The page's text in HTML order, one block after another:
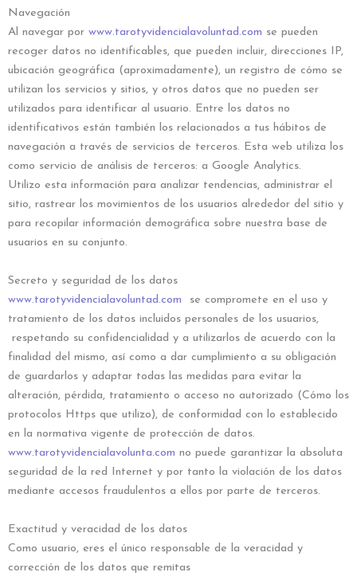
Navegación
Al navegar por www.tarotyvidencialavoluntad.com se pueden
recoger datos no identificables, que pueden incluir, direcciones IP,
ubicación geográfica (aproximadamente), un registro de cómo se
utilizan los servicios y sitios, y otros datos que no pueden ser
utilizados para identificar al usuario. Entre los datos no
identificativos están también los relacionados a tus hábitos de
navegación a través de servicios de terceros. Esta web utiliza los
como servicio de análisis de terceros: a Google Analytics.
Utilizo esta información para analizar tendencias, administrar el
sitio, rastrear los movimientos de los usuarios alrededor del sitio y
para recopilar información demográfica sobre nuestra base de
usuarios en su conjunto.
Secreto y seguridad de los datos
www.tarotyvidencialavoluntad.com se compromete en el uso y
tratamiento de los datos incluidos personales de los usuarios,
respetando su confidencialidad y a utilizarlos de acuerdo con la
finalidad del mismo, así como a dar cumplimiento a su obligación
de guardarlos y adaptar todas las medidas para evitar la
alteración, pérdida, tratamiento o acceso no autorizado (Cómo los
protocolos Https que utilizo), de conformidad con lo establecido
en la normativa vigente de protección de datos.
www.tarotyvidencialavolunta.com no puede garantizar la absoluta
seguridad de la red Internet y por tanto la violación de los datos
mediante accesos fraudulentos a ellos por parte de terceros.
Exactitud y veracidad de los datos
Como usuario, eres el único responsable de la veracidad y
corrección de los datos que remitas